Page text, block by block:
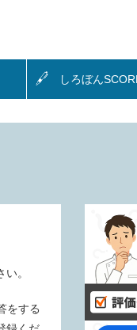
しろぼん
。
をする